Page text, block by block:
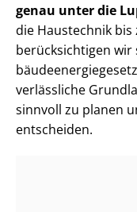
genau unter die
die Haustechnik
berücksichtigen
verlässliche
sinnvoll zu planen
entscheiden.